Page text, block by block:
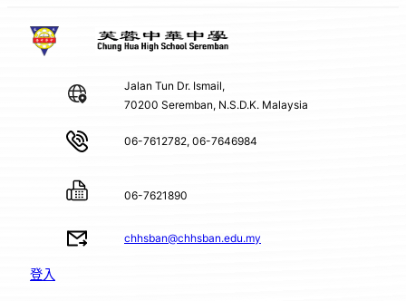
Jalan Tun Dr. Ismail,
70200 Seremban, N.S.D.K. Malaysia
06-7612782, 06-7646984
06-7621890
chhsban@chhsban.edu.my
登入